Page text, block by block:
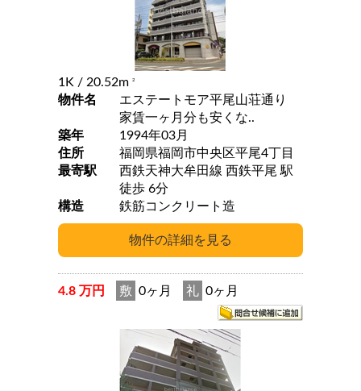
1K / 20.52m 2
物件名
エステートモア平尾山荘通り
家賃一ヶ月分も安くな..
築年
1994年03月
住所
福岡県福岡市中央区平尾4丁目
最寄駅
西鉄天神大牟田線 西鉄平尾 駅
徒歩 6分
構造
鉄筋コンクリート造
4.8 万円 敷 0ヶ月 礼 0ヶ月